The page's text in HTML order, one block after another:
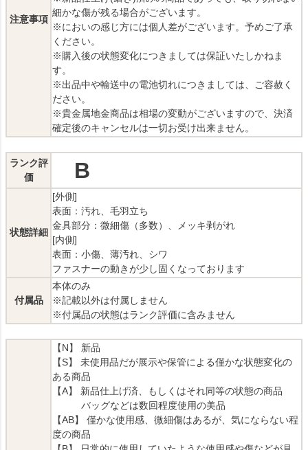
注意事項
細かな傷が残る場合がございます。
※においの感じ方には個人差がございます。予めご了承
ください。
※購入後の状態変化につきましては保証いたしかねま
す。
※出品中や輸送中の電池切れにつきましては、ご容赦く
ださい。
※貴金属地金商品は相場の変動がございますので、決済
確定後のキャンセルは一切お受け出来ません。
ランク評
価
B
状態詳細
[外側]
表面：汚れ、毛羽立ち
金具部分：微細傷（多数）、メッキ剥がれ
[内側]
表面：小傷、薄汚れ、シワ
ファスナーの動きが少し固くなっております
付属品
本体のみ
※記載以外は付属しません
※付属品の状態はランク評価に含みません
【N】 新品
【S】 未使用品だが展示や保管による僅かな状態変化の
ある商品
【A】 新品仕上げ済、もしくはそれ同等の状態の商品
バッグなどは数回程度使用の美品
【AB】 僅かな使用感、微細傷はあるが、気にならない程
度の商品